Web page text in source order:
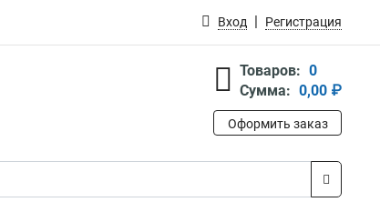
Вход Регистрация
Товаров: 0
Сумма: 0,00 ₽
Оформить заказ